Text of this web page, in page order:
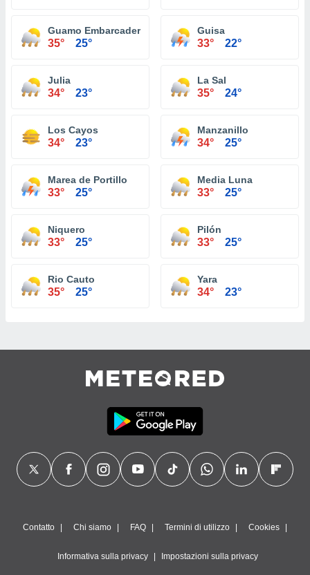
Guamo Embarcadero
35° 25°
Guisa
33° 22°
Julia
34° 23°
La Sal
35° 24°
Los Cayos
34° 23°
Manzanillo
34° 25°
Marea de Portillo
33° 25°
Media Luna
33° 25°
Niquero
33° 25°
Pilón
33° 25°
Rio Cauto
35° 25°
Yara
34° 23°
Contatto Chi siamo FAQ Termini di utilizzo Cookies
Informativa sulla privacy Impostazioni sulla privacy